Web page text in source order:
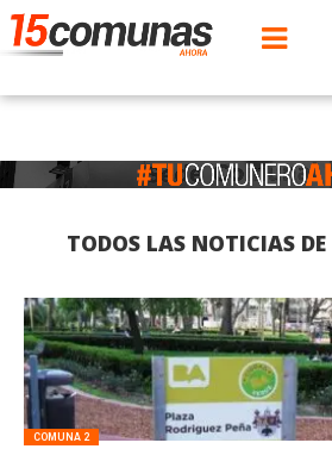
TODOS LAS NOTICIAS
COMUNA 2